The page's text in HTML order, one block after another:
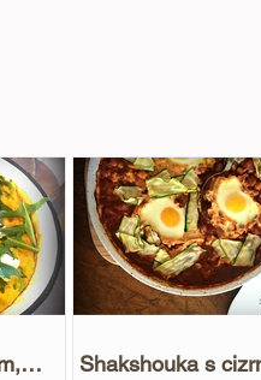
Shakshouka s